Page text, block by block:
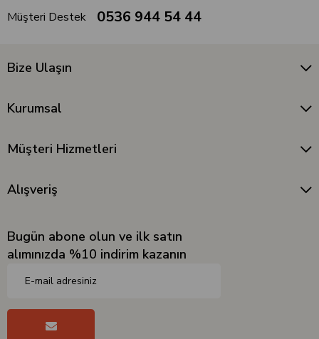
Müşteri Destek 0536 944 54 44
Bize Ulaşın
Kurumsal
Müşteri Hizmetleri
Alışveriş
Bugün abone olun ve ilk satın
alımınızda %10 indirim kazanın